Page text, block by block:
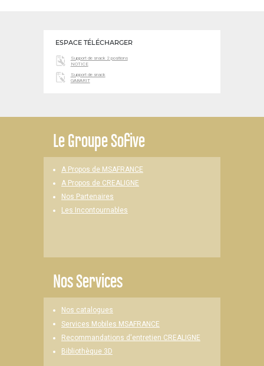
ESPACE TÉLÉCHARGER
Support de snack 2 positions
NOTICE
Support de snack
GABARIT
LeGroupe Sofive
A Propos de MSAFRANCE
A Propos de CREALIGNE
Nos Partenaires
Les Incontournables
Nos Services
Nos catalogues
Services Mobiles MSAFRANCE
Recommandations d'entretien CREALIGNE
Bibliothèque 3D